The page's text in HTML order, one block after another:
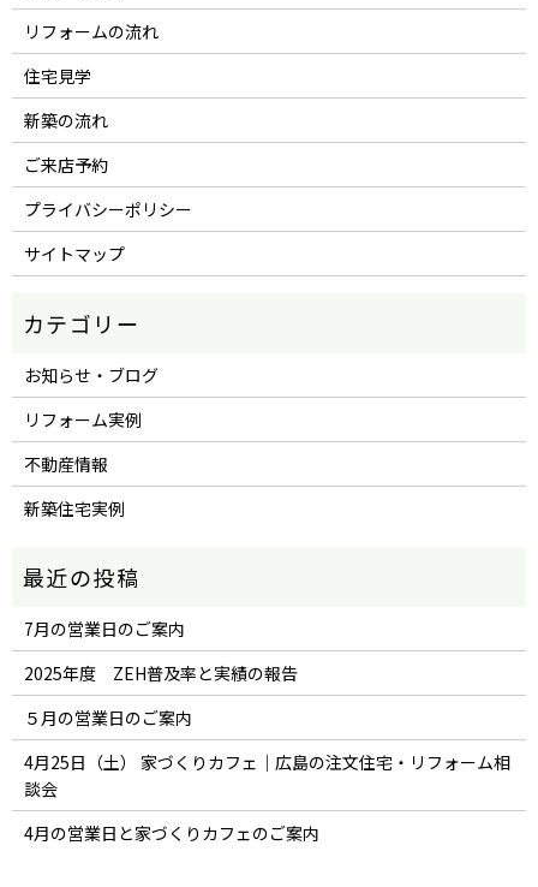
リフォームの流れ
住宅見学
新築の流れ
ご来店予約
プライバシーポリシー
サイトマップ
お知らせ・ブログ
リフォーム実例
不動産情報
新築住宅実例
7月の営業日のご案内
2025年度 ZEH普及率と実績の報告
５月の営業日のご案内
4月25日（土） 家づくりカフェ｜広島の注文住宅・リフォーム相
談会
4月の営業日と家づくりカフェのご案内